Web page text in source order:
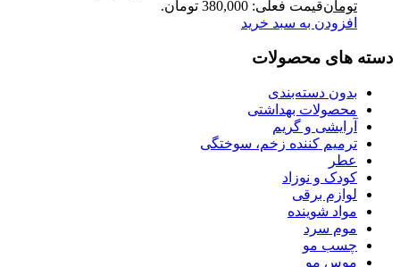
تومانقیمت فعلی: 380,000 تومان.
افزودن به سبد خرید
دسته های محصولات
بدون دسته‌بندی
محصولات بهداشتی
آرایشی و گریم
ترمیم کننده زخم، سوختگی
عطر
کودک و نوزاد
لوازم برقی
مواد شوینده
موم سرد
چسب مو
موس مو